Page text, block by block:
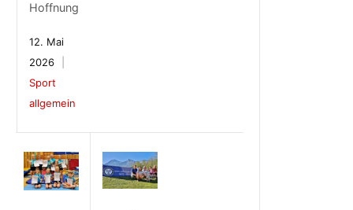
Hoffnung
12. Mai
2026
Sport
allgemein